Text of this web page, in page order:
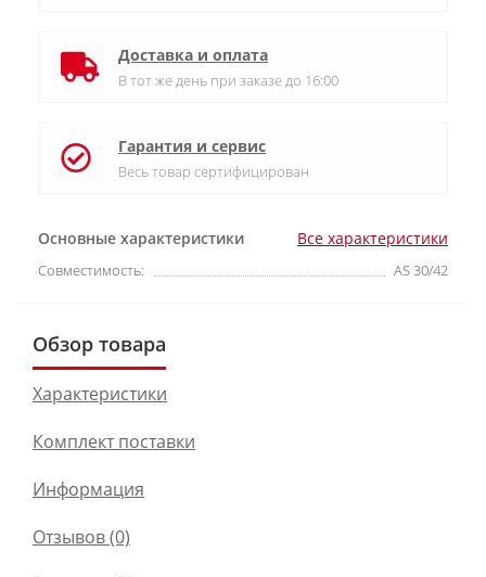
Основные характеристики Все характеристики
Совместимость: AS 30/42
Доставка и оплата
В тот же день при заказе до 16:00
Гарантия и сервис
Весь товар сертифицирован
Обзор товара
Характеристики
Комплект поставки
Информация
Отзывов (0)